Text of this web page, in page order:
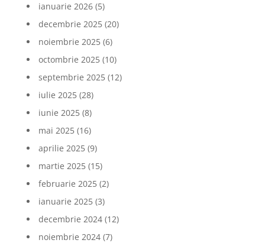
ianuarie 2026(5)
decembrie 2025(20)
noiembrie 2025(6)
octombrie 2025(10)
septembrie 2025(12)
iulie 2025(28)
iunie 2025(8)
mai 2025(16)
aprilie 2025(9)
martie 2025(15)
februarie 2025(2)
ianuarie 2025(3)
decembrie 2024(12)
noiembrie 2024(7)